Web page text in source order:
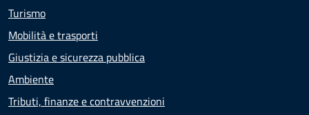
Turismo
Mobilità e trasporti
Giustizia e sicurezza pubblica
Ambiente
Tributi, finanze e contravvenzioni